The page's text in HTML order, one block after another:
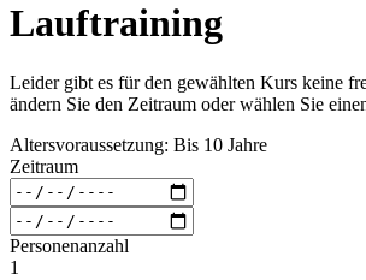
Lauftraining
Leider gibt es für den gewählten Kurs keine
ändern Sie den Zeitraum oder wählen Sie
Altersvoraussetzung: Bis 10 Jahre
Zeitraum
Personenanzahl
1